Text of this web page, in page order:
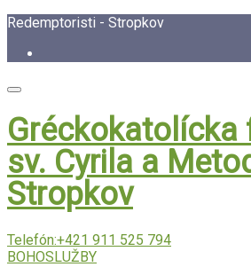
Redemptoristi - Stropkov
Gréckokatolícka
sv. Cyrila a
Stropkov
Telefón:+421 911 525 794
BOHOSLUŽBY